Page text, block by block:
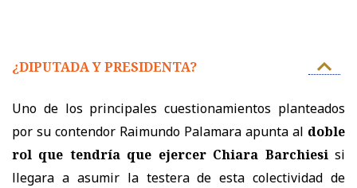
¿DIPUTADA Y PRESIDENTA?
Uno de los principales cuestionamientos planteados
por su contendor Raimundo Palamara apunta al doble
rol que tendría que ejercer Chiara Barchiesisi
llegara a asumir la testera de esta colectividad de